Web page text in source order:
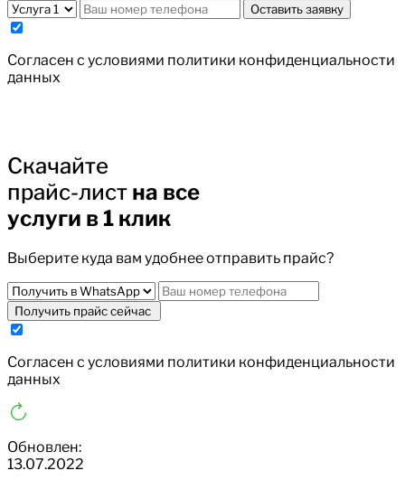
Оставить заявку
Cогласен с условиями политики конфиденциальности
данных
Скачайте
прайс-лист на все
услуги в 1 клик
Выберите куда вам удобнее отправить прайс?
Получить прайс сейчас
Cогласен с условиями политики конфиденциальности
данных
Обновлен:
13.07.2022